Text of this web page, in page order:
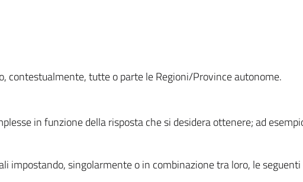
contestualmente, tutte o parte le Regioni/Province autonome.
in funzione della risposta che si desidera ottenere; ad
impostando, singolarmente o in combinazione tra loro, le seguenti